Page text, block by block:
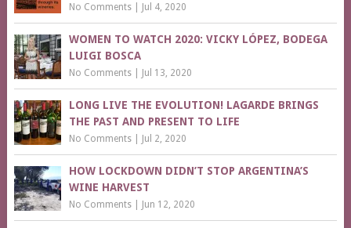
No Comments| Jul 4, 2020
WOMEN TO WATCH 2020: VICKY LÓPEZ, BODEGA
LUIGI BOSCA
No Comments| Jul 13, 2020
LONG LIVE THE EVOLUTION! LAGARDE BRINGS
THE PAST AND PRESENT TO LIFE
No Comments| Jul 2, 2020
HOW LOCKDOWN DIDN’T STOP ARGENTINA’S
WINE HARVEST
No Comments| Jun 12, 2020